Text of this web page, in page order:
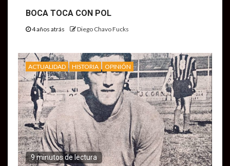
BOCA TOCA CON POL
4 años atrás Diego Chavo Fucks
ACTUALIDAD HISTORIA OPINIÓN
9 minutos de lectura